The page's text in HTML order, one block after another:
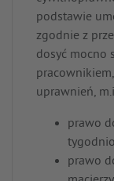
podstawie
zgodnie z
dosyć mocno
uprawnień,
prawo
prawo